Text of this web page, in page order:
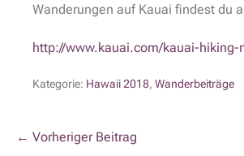
Wanderungen auf Kauai findest du
http://www.kauai.com/kauai-hiking-
Kategorie: Hawaii 2018, Wanderbeiträge
← Vorheriger Beitrag